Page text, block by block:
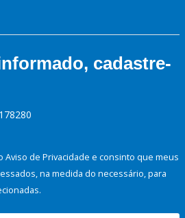
cadastre-
Aviso de Privacidade e consinto que meus
na medida do necessário, para